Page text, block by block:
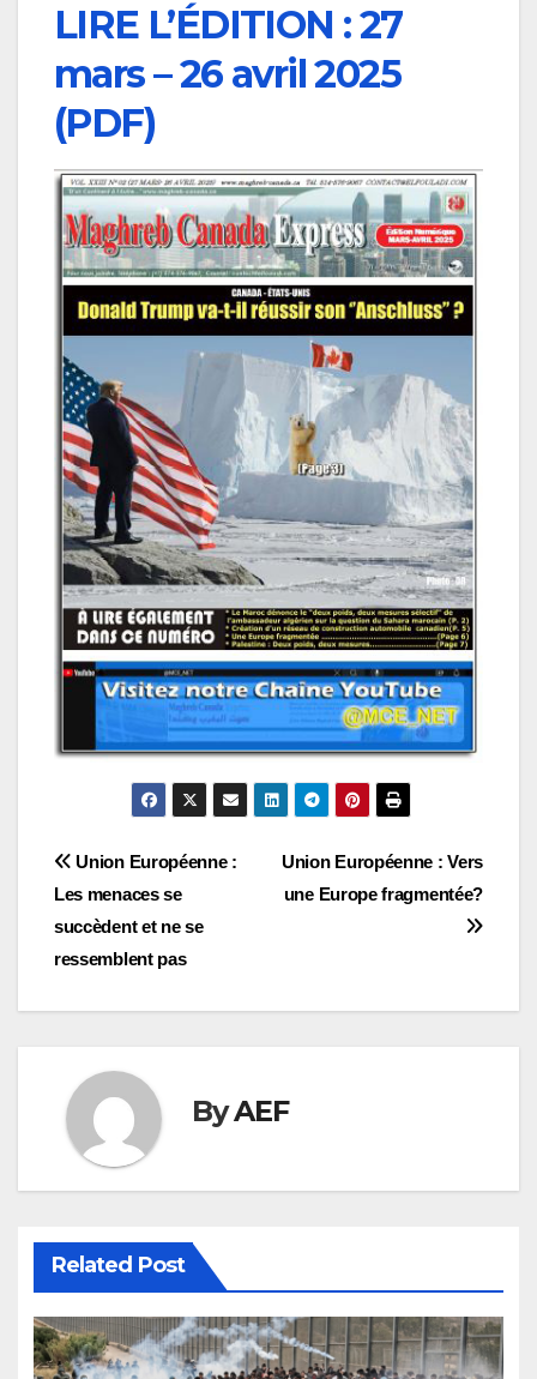
LIRE L’ÉDITION : 27
mars – 26 avril 2025
(PDF)
Navigation
de
l’article
Union Européenne : Vers
une Europe fragmentée?
Union Européenne :
Les menaces se
succèdent et ne se
ressemblent pas
ByAEF
Related Post